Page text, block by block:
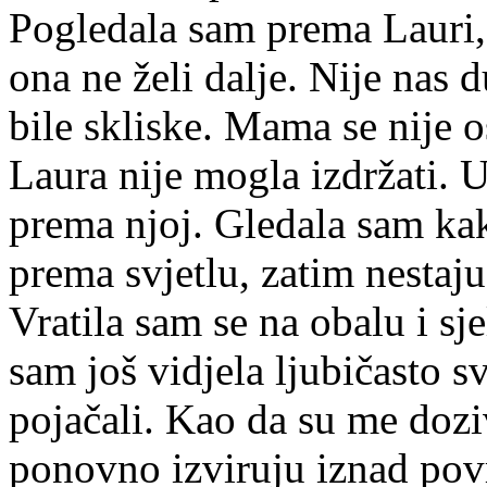
Pogledala sam prema
ona ne želi dalje. Nije nas
bile skliske. Mama se nije
Laura nije mogla izdržati.
prema njoj. Gledala sam
prema svjetlu, zatim
Vratila sam se na obalu i
sam još vidjela ljubičasto
pojačali. Kao da su me
ponovno izviruju iznad